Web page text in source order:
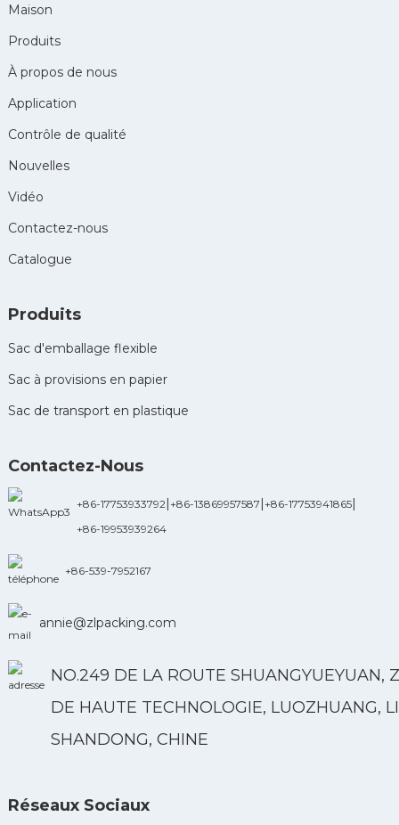
Maison
Produits
À propos de nous
Application
Contrôle de qualité
Nouvelles
Vidéo
Contactez-nous
Catalogue
Produits
Sac d'emballage flexible
Sac à provisions en papier
Sac de transport en plastique
Contactez-Nous
+86-17753933792| +86-13869957587 | +86-17753941865|
+86-19953939264
+86-539-7952167
annie@zlpacking.com
NO.249 DE LA ROUTE SHUANGYUEYUAN,
DE HAUTE TECHNOLOGIE, LUOZHUANG,
SHANDONG, CHINE
Réseaux Sociaux